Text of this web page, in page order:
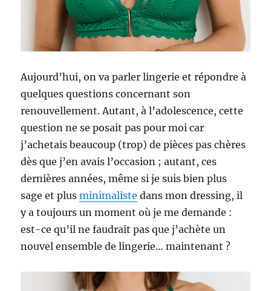
Aujourd’hui, on va parler lingerie et répondre à
quelques questions concernant son
renouvellement. Autant, à l’adolescence, cette
question ne se posait pas pour moi car
j’achetais beaucoup (trop) de pièces pas chères
dès que j’en avais l’occasion ; autant, ces
dernières années, même si je suis bien plus
sage et plusminimaliste dans mon dressing, il
y a toujours un moment où je me demande :
est-ce qu’il ne faudrait pas que j’achète un
nouvel ensemble de lingerie… maintenant ?